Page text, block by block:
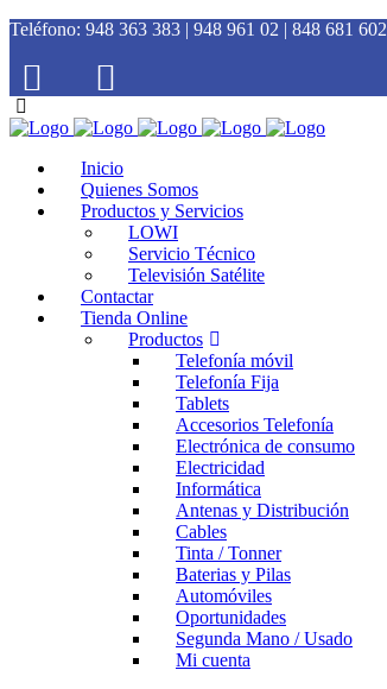
Teléfono: 948 363 383 | 948 961 02 | 848 681 602
Inicio
Quienes Somos
Productos y Servicios
LOWI
Servicio Técnico
Televisión Satélite
Contactar
Tienda Online
Productos
Telefonía móvil
Telefonía Fija
Tablets
Accesorios Telefonía
Electrónica de consumo
Electricidad
Informática
Antenas y Distribución
Cables
Tinta / Tonner
Baterias y Pilas
Automóviles
Oportunidades
Segunda Mano / Usado
Mi cuenta